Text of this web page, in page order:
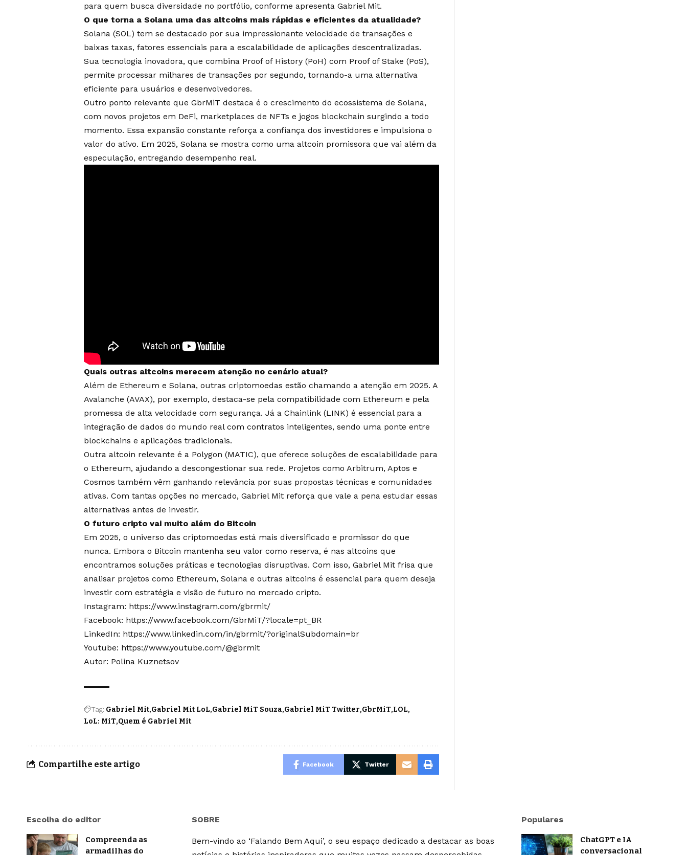
para quem busca diversidade no portfólio, conforme apresenta Gabriel Mit.
O que torna a Solana uma das altcoins mais rápidas e eficientes da atualidade?
Solana (SOL) tem se destacado por sua impressionante velocidade de transações e
baixas taxas, fatores essenciais para a escalabilidade de aplicações descentralizadas.
Sua tecnologia inovadora, que combina Proof of History (PoH) com Proof of Stake (PoS),
permite processar milhares de transações por segundo, tornando-a uma alternativa
eficiente para usuários e desenvolvedores.
Outro ponto relevante que GbrMiT destaca é o crescimento do ecossistema de Solana,
com novos projetos em DeFi, marketplaces de NFTs e jogos blockchain surgindo a todo
momento. Essa expansão constante reforça a confiança dos investidores e impulsiona o
valor do ativo. Em 2025, Solana se mostra como uma altcoin promissora que vai além da
especulação, entregando desempenho real.
Quais outras altcoins merecem atenção no cenário atual?
Além de Ethereum e Solana, outras criptomoedas estão chamando a atenção em 2025. A
Avalanche (AVAX), por exemplo, destaca-se pela compatibilidade com Ethereum e pela
promessa de alta velocidade com segurança. Já a Chainlink (LINK) é essencial para a
integração de dados do mundo real com contratos inteligentes, sendo uma ponte entre
blockchains e aplicações tradicionais.
Outra altcoin relevante é a Polygon (MATIC), que oferece soluções de escalabilidade para
o Ethereum, ajudando a descongestionar sua rede. Projetos como Arbitrum, Aptos e
Cosmos também vêm ganhando relevância por suas propostas técnicas e comunidades
ativas. Com tantas opções no mercado, Gabriel Mit reforça que vale a pena estudar essas
alternativas antes de investir.
O futuro cripto vai muito além do Bitcoin
Em 2025, o universo das criptomoedas está mais diversificado e promissor do que
nunca. Embora o Bitcoin mantenha seu valor como reserva, é nas altcoins que
encontramos soluções práticas e tecnologias disruptivas. Com isso, Gabriel Mit frisa que
analisar projetos como Ethereum, Solana e outras altcoins é essencial para quem deseja
investir com estratégia e visão de futuro no mercado cripto.
Instagram: https://www.instagram.com/gbrmit/
Facebook: https://www.facebook.com/GbrMiT/?locale=pt_BR
LinkedIn: https://www.linkedin.com/in/gbrmit/?originalSubdomain=br
Youtube: https://www.youtube.com/@gbrmit
Autor: Polina Kuznetsov
Tag: Gabriel Mit Gabriel Mit LoL Gabriel MiT Souza Gabriel MiT Twitter GbrMiT LOL
LoL: MiT Quem é Gabriel Mit
Compartilhe este artigo Facebook Twitter
Escolha do editor
Compreenda as
armadilhas do
SOBRE
Bem-vindo ao ‘Falando Bem Aqui’, o seu espaço dedicado a destacar as boas
Populares
ChatGPT e IA
conversacional